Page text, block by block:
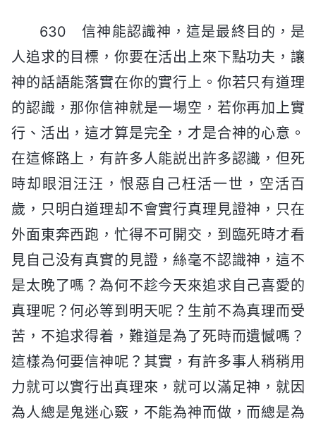
630 信神能認識神，這是最終目的，是
人追求的目標，你要在活出上來下點功夫，讓
神的話語能落實在你的實行上。你若只有道理
的認識，那你信神就是一場空，若你再加上實
行、活出，這才算是完全，才是合神的心意。
在這條路上，有許多人能説出許多認識，但死
時却眼泪汪汪，恨惡自己枉活一世，空活百
歲，只明白道理却不會實行真理見證神，只在
外面東奔西跑，忙得不可開交，到臨死時才看
見自己没有真實的見證，絲毫不認識神，這不
是太晚了嗎？為何不趁今天來追求自己喜愛的
真理呢？何必等到明天呢？生前不為真理而受
苦，不追求得着，難道是為了死時而遺憾嗎？
這樣為何要信神呢？其實，有許多事人稍稍用
力就可以實行出真理來，就可以滿足神，就因
為人總是鬼迷心竅，不能為神而做，而總是為